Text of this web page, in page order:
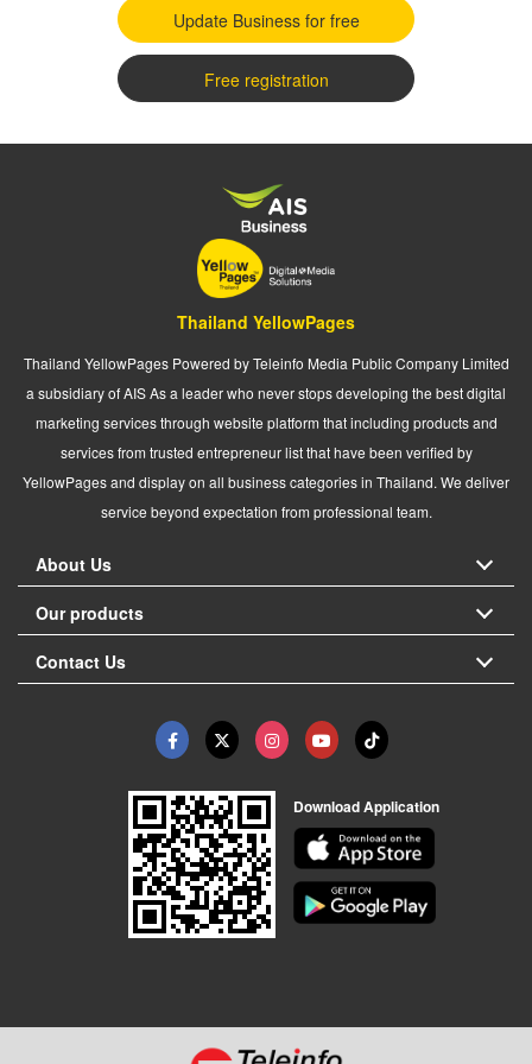
Update Business for free
Free registration
Thailand YellowPages
Thailand YellowPages Powered by Teleinfo Media Public Company Limited
a subsidiary of AIS As a leader who never stops developing the best digital
marketing services through website platform that including products and
services from trusted entrepreneur list that have been verified by
YellowPages and display on all business categories in Thailand. We deliver
service beyond expectation from professional team.
About Us
Our products
Contact Us
Download Application